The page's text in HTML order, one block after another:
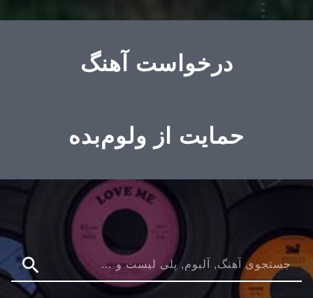
درخواست آهنگ
حمایت از ولوم‌بده
search